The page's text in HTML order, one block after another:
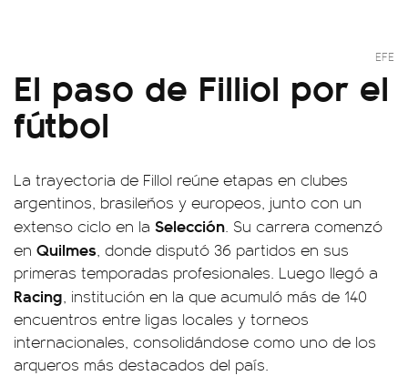
EFE
El paso de Filliol por el
fútbol
La trayectoria de Fillol reúne etapas en clubes
argentinos, brasileños y europeos, junto con un
extenso ciclo en la Selección. Su carrera comenzó
en Quilmes, donde disputó 36 partidos en sus
primeras temporadas profesionales. Luego llegó a
Racing, institución en la que acumuló más de 140
encuentros entre ligas locales y torneos
internacionales, consolidándose como uno de los
arqueros más destacados del país.